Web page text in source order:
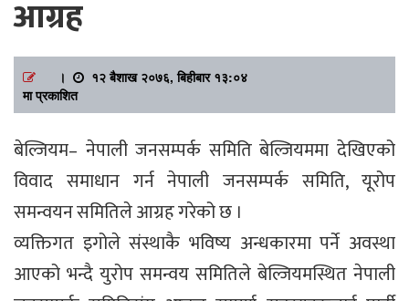
आग्रह
।
१२ बैशाख २०७६, बिहीबार १३:०४
मा प्रकाशित
बेल्जियम– नेपाली जनसम्पर्क समिति बेल्जियममा देखिएको
विवाद समाधान गर्न नेपाली जनसम्पर्क समिति, यूरोप
समन्वयन समितिले आग्रह गरेको छ ।
व्यक्तिगत इगोले संस्थाकै भविष्य अन्धकारमा पर्ने अवस्था
आएको भन्दै युरोप समन्वय समितिले बेल्जियमस्थित नेपाली